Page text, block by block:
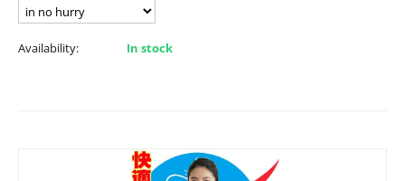
Availability: In stock